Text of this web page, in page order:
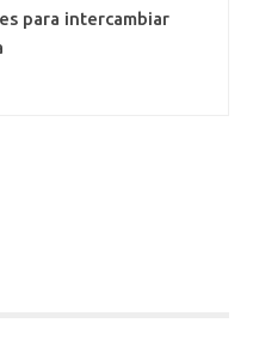
para intercambiar